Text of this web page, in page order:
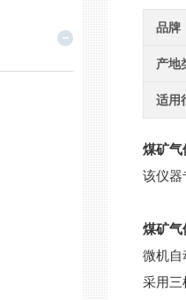
品牌
产地
适用
煤矿气
该仪器
煤矿气
微机自
采用三